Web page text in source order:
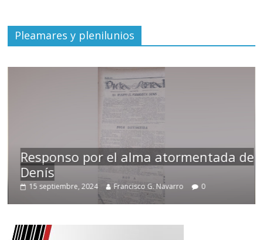
Pleamares y plenilunios
Responso por el alma atormentada de
Denís
15 septiembre, 2024 Francisco G. Navarro 0